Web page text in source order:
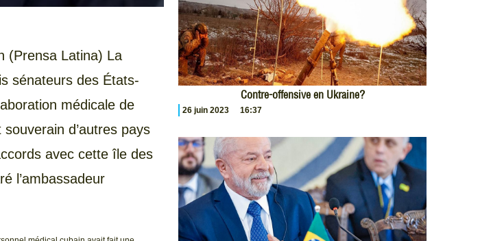
(Prensa Latina) La
sénateurs des États-
médicale de
d’autres pays
avec cette île des
l’ambassadeur
Contre-offensive en Ukraine?
26 juin 2023 16:37